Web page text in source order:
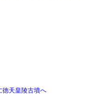
徳天皇陵古墳へ